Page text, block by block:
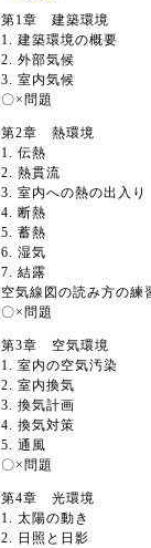
第1章 建築環境
1. 建築環境の概要
2. 外部気候
3. 室内気候
〇×問題
第2章 熱環境
1. 伝熱
2. 熱貫流
3. 室内への熱の出入り
4. 断熱
5. 蓄熱
6. 湿気
7. 結露
空気線図の読み方の練
〇×問題
第3章 空気環境
1. 室内の空気汚染
2. 室内換気
3. 換気計画
4. 換気対策
5. 通風
〇×問題
第4章 光環境
1. 太陽の動き
2. 日照と日影